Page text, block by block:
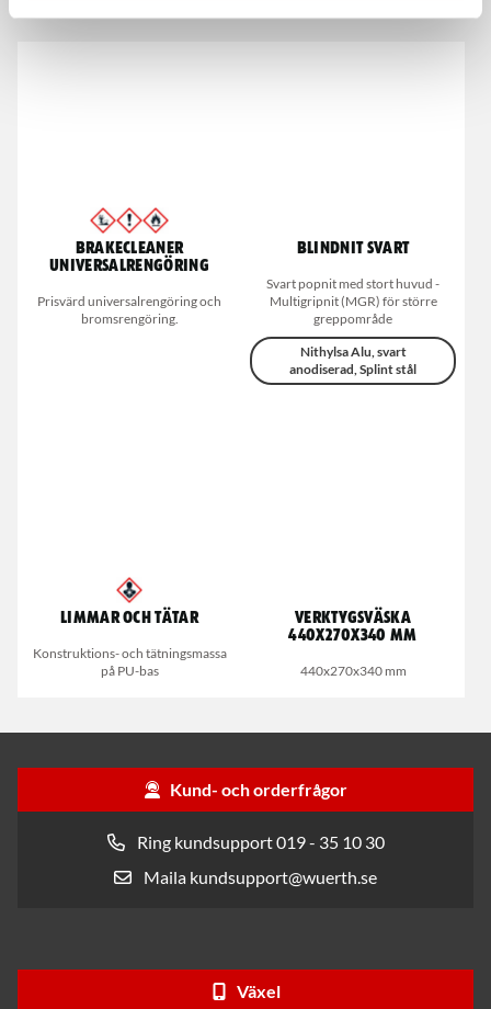
Brakecleaner
universalrengöring
Prisvärd universalrengöring och
bromsrengöring.
Blindnit svart
Svart popnit med stort huvud -
Multigripnit (MGR) för större
greppområde
Nithylsa Alu, svart
anodiserad, Splint stål
Limmar och Tätar
Konstruktions- och tätningsmassa
på PU-bas
Verktygsväska
440x270x340 mm
440x270x340 mm
Kund- och orderfrågor
Ring kundsupport 019 - 35 10 30
Maila kundsupport@wuerth.se
Växel